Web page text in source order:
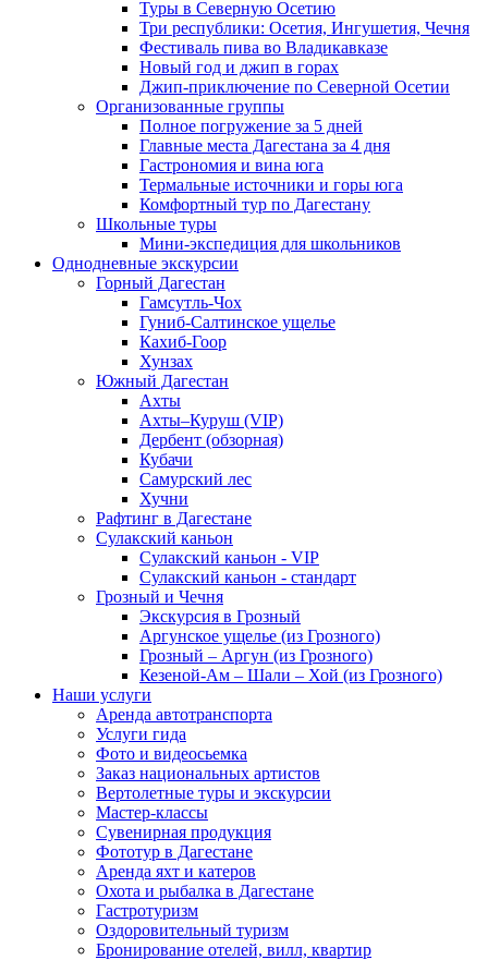
Туры в Северную Осетию
Три республики: Осетия, Ингушетия, Чечня
Фестиваль пива во Владикавказе
Новый год и джип в горах
Джип-приключение по Северной Осетии
Организованные группы
Полное погружение за 5 дней
Главные места Дагестана за 4 дня
Гастрономия и вина юга
Термальные источники и горы юга
Комфортный тур по Дагестану
Школьные туры
Мини-экспедиция для школьников
Однодневные экскурсии
Горный Дагестан
Гамсутль-Чох
Гуниб-Салтинское ущелье
Кахиб-Гоор
Хунзах
Южный Дагестан
Ахты
Ахты–Куруш (VIP)
Дербент (обзорная)
Кубачи
Самурский лес
Хучни
Рафтинг в Дагестане
Сулакский каньон
Сулакский каньон - VIP
Сулакский каньон - стандарт
Грозный и Чечня
Экскурсия в Грозный
Аргунское ущелье (из Грозного)
Грозный – Аргун (из Грозного)
Кезеной-Ам – Шали – Хой (из Грозного)
Наши услуги
Аренда автотранспорта
Услуги гида
Фото и видеосьемка
Заказ национальных артистов
Вертолетные туры и экскурсии
Мастер-классы
Сувенирная продукция
Фототур в Дагестане
Аренда яхт и катеров
Охота и рыбалка в Дагестане
Гастротуризм
Оздоровительный туризм
Бронирование отелей, вилл, квартир